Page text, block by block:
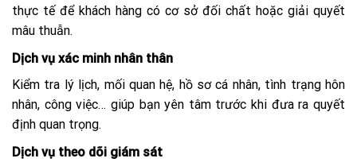
thực tế để khách hàng có cơ sở đối chất hoặc giải quyết
mâu thuẫn.
Dịch vụ xác minh nhân thân
Kiểm tra lý lịch, mối quan hệ, hồ sơ cá nhân, tình trạng hôn
nhân, công việc… giúp bạn yên tâm trước khi đưa ra quyết
định quan trọng.
Dịch vụ theo dõi giám sát